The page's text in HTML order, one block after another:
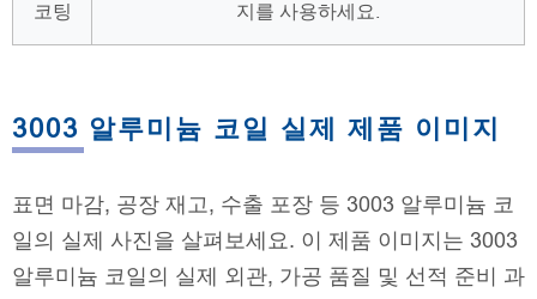
코팅
지를 사용하세요.
3003 알루미늄 코일 실제 제품 이미지
표면 마감, 공장 재고, 수출 포장 등 3003 알루미늄 코
일의 실제 사진을 살펴보세요. 이 제품 이미지는 3003
알루미늄 코일의 실제 외관, 가공 품질 및 선적 준비 과